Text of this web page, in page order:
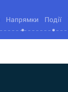
Напрямки Події